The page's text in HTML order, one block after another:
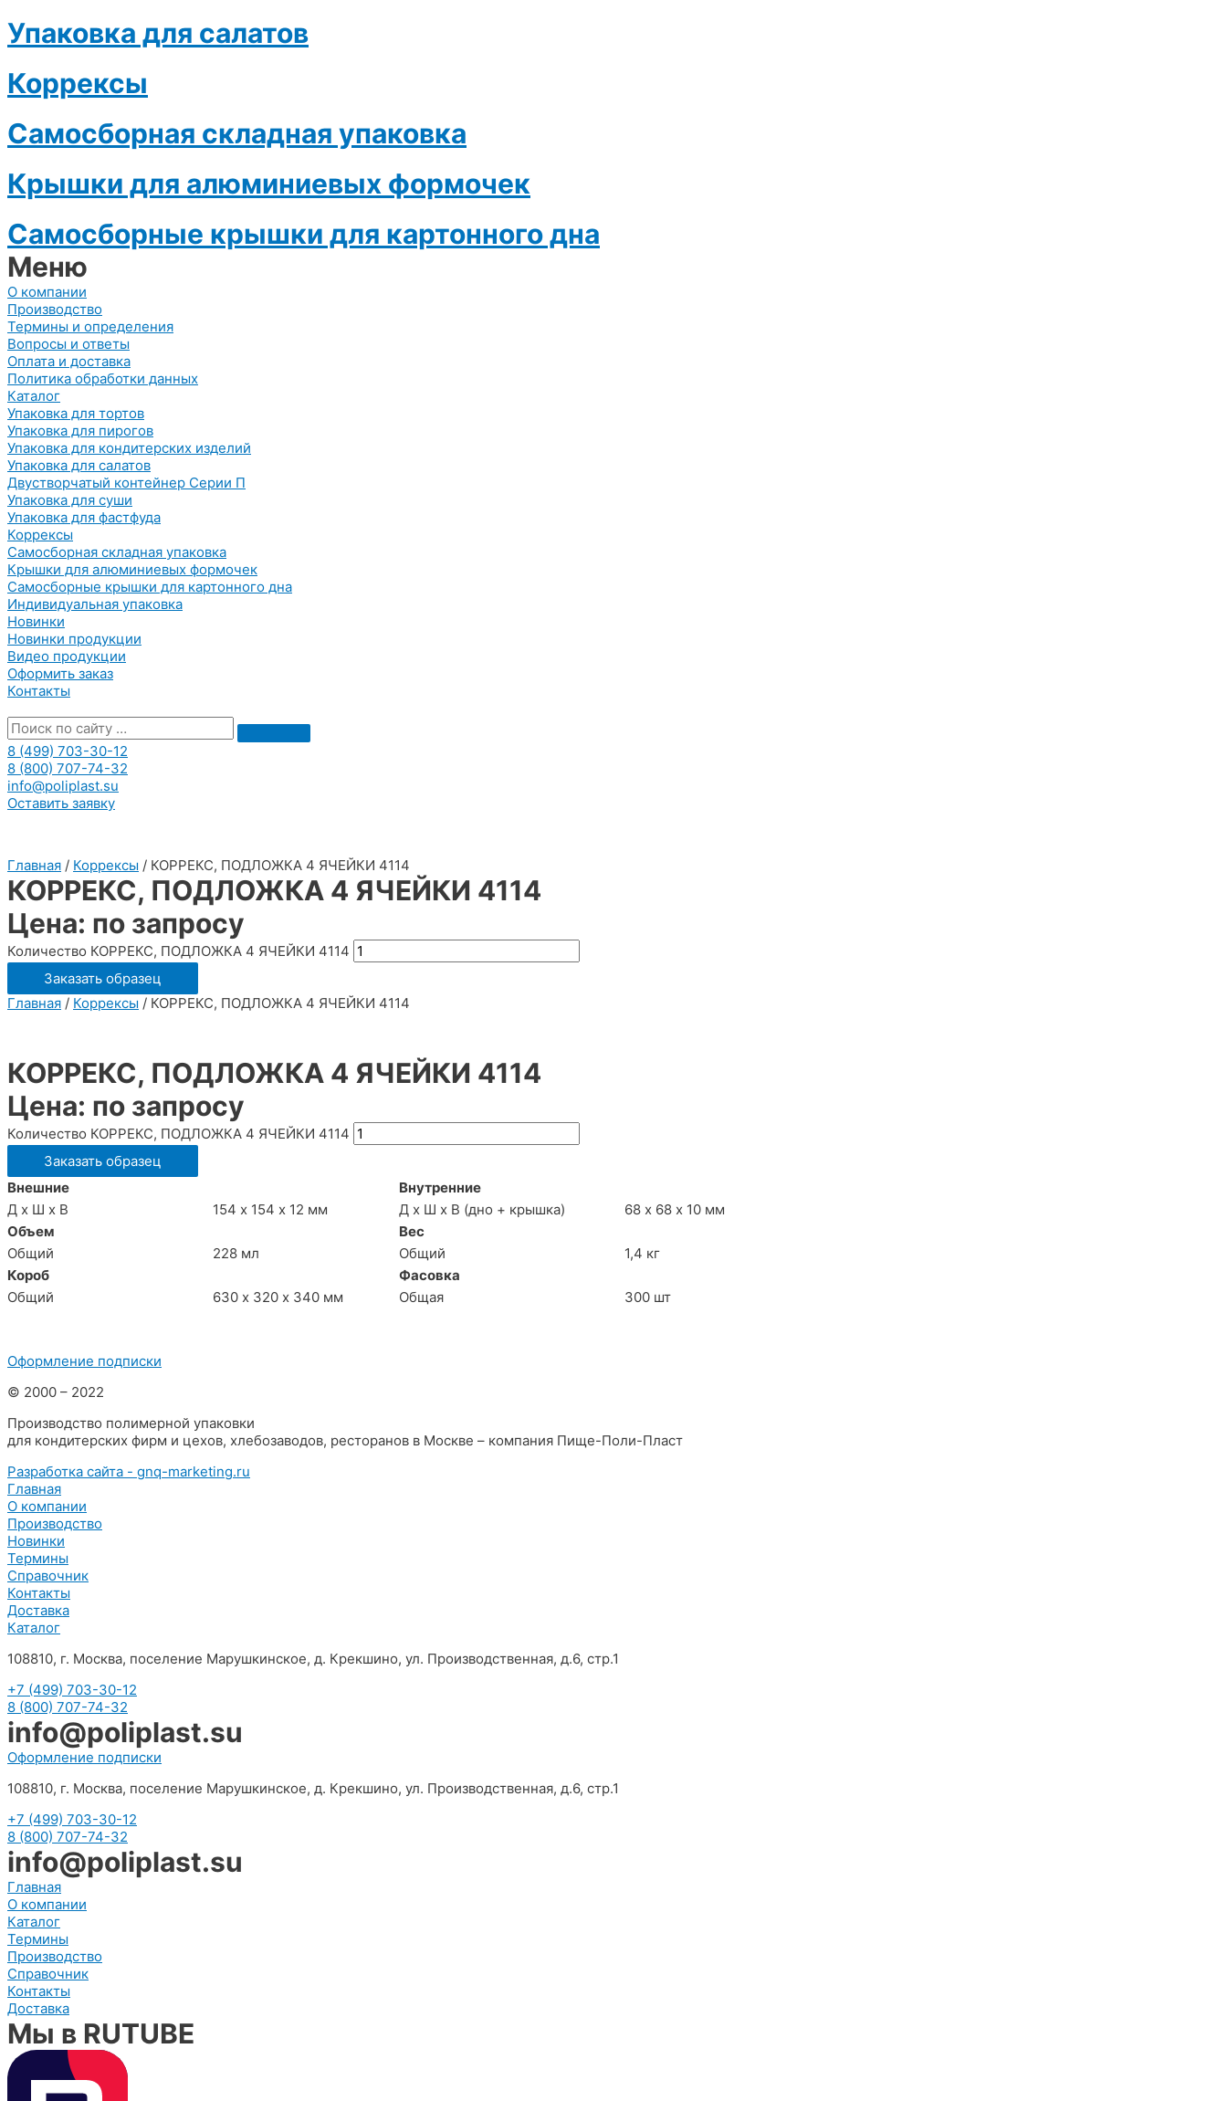
Упаковка для салатов
Коррексы
Самосборная складная упаковка
Крышки для алюминиевых формочек
Самосборные крышки для картонного дна
Меню
О компании
Производство
Термины и определения
Вопросы и ответы
Оплата и доставка
Политика обработки данных
Каталог
Упаковка для тортов
Упаковка для пирогов
Упаковка для кондитерских изделий
Упаковка для салатов
Двустворчатый контейнер Серии П
Упаковка для суши
Упаковка для фастфуда
Коррексы
Самосборная складная упаковка
Крышки для алюминиевых формочек
Самосборные крышки для картонного дна
Индивидуальная упаковка
Новинки
Новинки продукции
Видео продукции
Оформить заказ
Контакты
8 (499) 703-30-12
8 (800) 707-74-32
info@poliplast.su
Оставить заявку
Главная / Коррексы / КОРРЕКС, ПОДЛОЖКА 4 ЯЧЕЙКИ 4114
КОРРЕКС, ПОДЛОЖКА 4 ЯЧЕЙКИ 4114
Цена: по запросу
Количество КОРРЕКС, ПОДЛОЖКА 4 ЯЧЕЙКИ 4114
Заказать образец
Главная / Коррексы / КОРРЕКС, ПОДЛОЖКА 4 ЯЧЕЙКИ 4114
КОРРЕКС, ПОДЛОЖКА 4 ЯЧЕЙКИ 4114
Цена: по запросу
Количество КОРРЕКС, ПОДЛОЖКА 4 ЯЧЕЙКИ 4114
Заказать образец
Внешние
Внутренние
Д х Ш х В
154 х 154 х 12 мм Д х Ш х В (дно + крышка)
68 х 68 х 10 мм
Объем
Вес
Общий
228 мл Общий
1,4 кг
Короб
Фасовка
Общий
630 х 320 х 340 мм Общая 300 шт
Оформление подписки
© 2000 – 2022
Производство полимерной упаковки
для кондитерских фирм и цехов, хлебозаводов, ресторанов в Москве – компания Пище-Поли-Пласт
Разработка сайта - gnq-marketing.ru
Главная
О компании
Производство
Новинки
Термины
Справочник
Контакты
Доставка
Каталог
108810, г. Москва, поселение Марушкинское, д. Крекшино, ул. Производственная, д.6, стр.1
+7 (499) 703-30-12
8 (800) 707-74-32
info@poliplast.su
Оформление подписки
108810, г. Москва, поселение Марушкинское, д. Крекшино, ул. Производственная, д.6, стр.1
+7 (499) 703-30-12
8 (800) 707-74-32
info@poliplast.su
Главная
О компании
Каталог
Термины
Производство
Справочник
Контакты
Доставка
Мы в RUTUBE